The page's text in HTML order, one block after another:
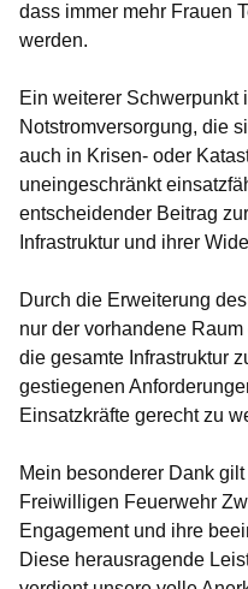
dass immer mehr Frauen
werden.
Ein weiterer Schwerpunkt
Notstromversorgung, die
auch in Krisen- oder
uneingeschränkt
entscheidender Beitrag
Infrastruktur und ihrer
Durch die Erweiterung
nur der vorhandene
die gesamte Infrastruktur
gestiegenen
Einsatzkräfte gerecht zu
Mein besonderer Dank
Freiwilligen Feuerwehr
Engagement und ihre
Diese herausragende